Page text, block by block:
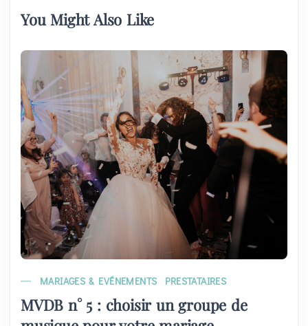
You Might Also Like
MARIAGES & EVÉNEMENTS PRESTATAIRES
MVDB n° 5 : choisir un groupe de